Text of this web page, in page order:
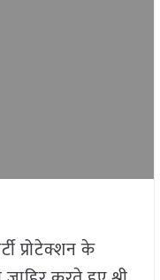
प्रोटेक्शन के